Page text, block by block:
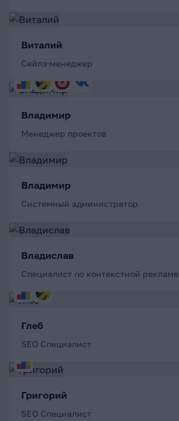
Виталий
Сейлз-менеджер
Владимир
Менеджер проектов
Владимир
Системный администратор
Владислав
Специалист по контекстной рекламе
Глеб
SEO Специалист
Григорий
SEO Специалист